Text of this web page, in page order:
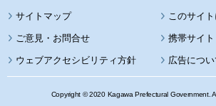
サイトマップ このサイ
携帯サイト
ウェブアクセシビリティ方針 広告につい
Copyright © 2020 Kagawa Prefectural Government.